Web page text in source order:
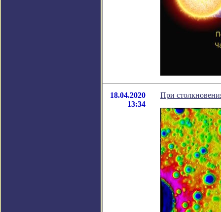
18.04.2020
13:34
При